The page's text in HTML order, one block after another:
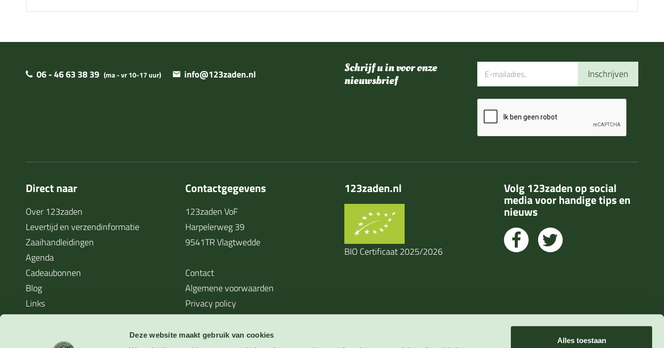
Deze website maakt gebruik van cookies
Alles toestaan
06 - 46 63 38 39 (ma - vr 10-17 uur) info@123zaden.nl
Schrijf u in voor onze
nieuwsbrief
Inschrijven
Direct naar
Over 123zaden
Levertijd en verzendinformatie
Zaaihandleidingen
Agenda
Cadeaubonnen
Blog
Links
Cookieverklaring
Waarom zaden soms niet kiemen
Contactgegevens
123zaden VoF
Harpelerweg 39
9541TR Vlagtwedde
Contact
Algemene voorwaarden
Privacy policy
123zaden.nl
BIO Certificaat 2025/2026
Volg 123zaden op social
media voor handige tips en
nieuws